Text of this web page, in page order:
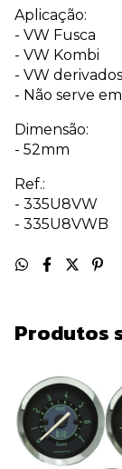
Aplicação:
- VW Fusca
- VW Kombi
- VW derivados
- Não serve
Dimensão:
- 52mm
Ref.:
- 335U8VW
- 335U8VWB
Produtos